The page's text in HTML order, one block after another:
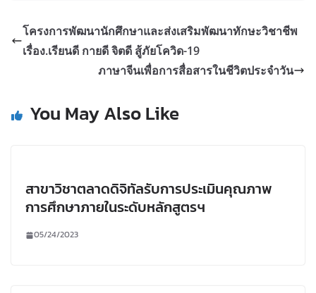
โครงการพัฒนานักศึกษาและส่งเสริมพัฒนาทักษะวิชาชีพ
เรื่อง.เรียนดี กายดี จิตดี สู้ภัยโควิด-19
ภาษาจีนเพื่อการสื่อสารในชีวิตประจำวัน
You May Also Like
สาขาวิชาตลาดดิจิทัลรับการประเมินคุณภาพ
การศึกษาภายในระดับหลักสูตรฯ
05/24/2023